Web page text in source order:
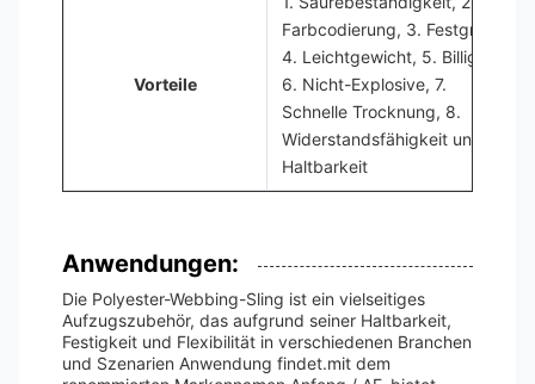
Vorteile
Farbcodierung, 3. Festgriff,
4. Leichtgewicht, 5. Billig,
6. Nicht-Explosive, 7.
Schnelle Trocknung, 8.
Widerstandsfähigkeit und
Haltbarkeit
Anwendungen:
Die Polyester-Webbing-Sling ist ein vielseitiges
Aufzugszubehör, das aufgrund seiner Haltbarkeit,
Festigkeit und Flexibilität in verschiedenen Branchen
und Szenarien Anwendung findet.mit dem